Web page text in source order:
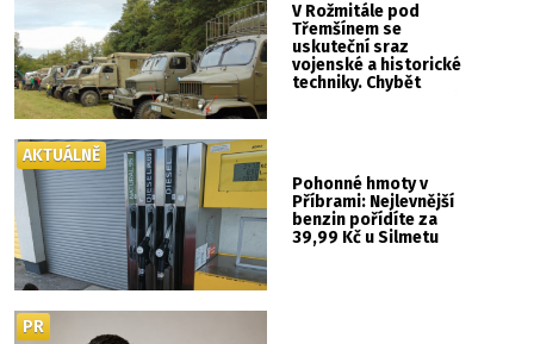
V Rožmitále pod
Třemšínem se
uskuteční sraz
vojenské a historické
techniky. Chybět
Pohonné hmoty v
Příbrami: Nejlevnější
benzin pořídíte za
39,99 Kč u Silmetu
AKTUÁLNĚ
PR